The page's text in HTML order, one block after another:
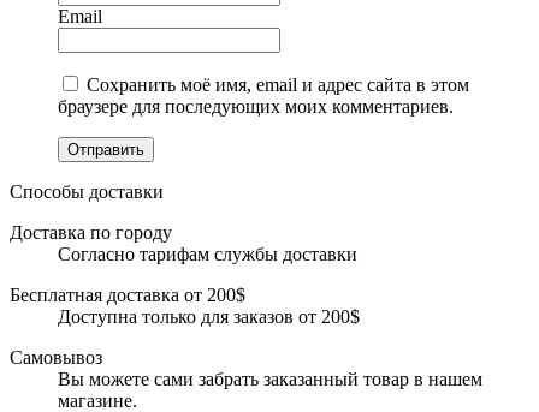
Email
Сохранить моё имя, email и адрес сайта в этом
браузере для последующих моих комментариев.
Отправить
Способы доставки
Доставка по городу
Согласно тарифам службы доставки
Бесплатная доставка от 200$
Доступна только для заказов от 200$
Самовывоз
Вы можете сами забрать заказанный товар в нашем
магазине.